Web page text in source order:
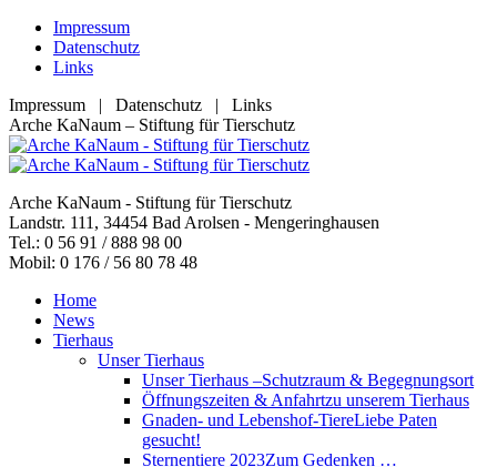
Zum
Inhalt
springen
Impressum
Datenschutz
Links
Impressum | Datenschutz | Links
Facebook
page
opens
new
window
YouTube
page
opens
new
window
RSS
page
opens
new
window
E-
Mail
page
in
new
window
Arche KaNaum – Stiftung für Tierschutz
Arche KaNaum - Stiftung für Tierschutz
Landstr. 111, 34454 Bad Arolsen - Mengeringhausen
Tel.: 0 56 91 / 888 98 00
Mobil: 0 176 / 56 80 78 48
Home
News
Tierhaus
Unser Tierhaus
Unser Tierhaus –Schutzraum & Begegnungsort
Öffnungszeiten & Anfahrtzu unserem Tierhaus
Gnaden- und Lebenshof-TiereLiebe Paten
gesucht!
Sternentiere 2023Zum Gedenken …